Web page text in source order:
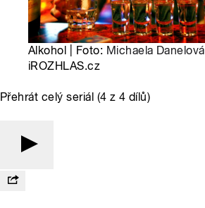
Alkohol | Foto: Michaela Danelová
iROZHLAS.cz
Přehrát celý seriál (4 z 4 dílů)